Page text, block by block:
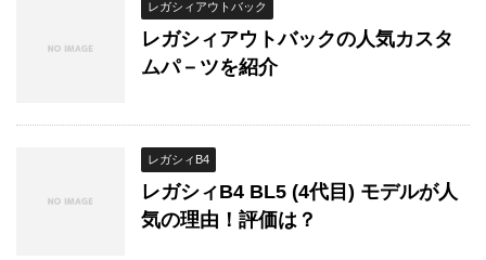
レガシィアウトバック
レガシィアウトバックの人気カスタ
ムパ－ツを紹介
レガシィB4
レガシィB4 BL5 (4代目) モデルが人
気の理由！評価は？